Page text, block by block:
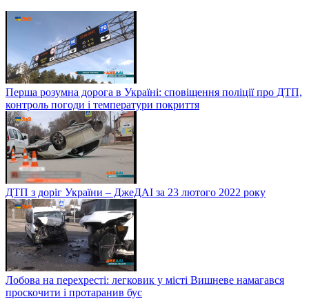
Перша розумна дорога в Україні: сповіщення поліції про ДТП,
контроль погоди і температури покриття
ДТП з доріг України – ДжеДАІ за 23 лютого 2022 року
Лобова на перехресті: легковик у місті Вишневе намагався
проскочити і протаранив бус